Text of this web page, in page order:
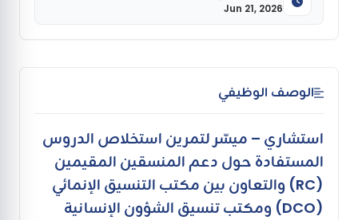
Jun 21, 2026
الوصف الوظيفي
استشاري – ميسّر لتمرين استخلاص الدروس
المستفادة حول دعم المنسقين المقيمين
(RC) والتعاون بين مكتب التنسيق الإنمائي
(DCO) ومكتب تنسيق الشؤون الإنسانية